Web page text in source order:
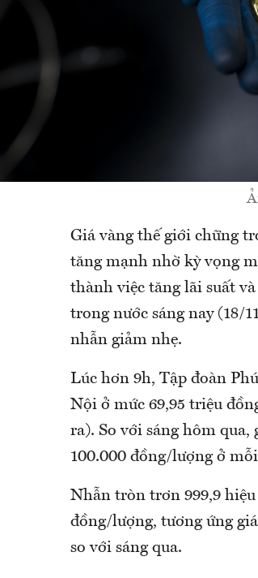
Giá vàng thế giới chững
tăng mạnh nhờ kỳ vọng
thành việc tăng lãi suất
trong nước sáng nay (18/
nhẫn giảm nhẹ.
Lúc hơn 9h, Tập đoàn
Nội ở mức 69,95 triệu
ra). So với sáng hôm
100.000 đồng/lượng ở
Nhẫn tròn trơn 999,9
đồng/lượng, tương ứng
so với sáng qua.